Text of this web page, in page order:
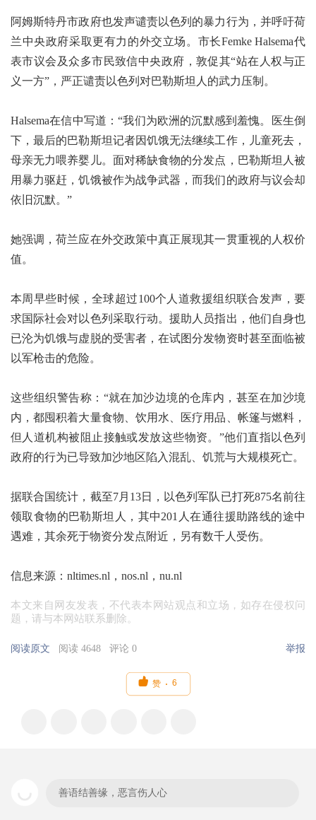
阿姆斯特丹市政府也发声谴责以色列的暴力行为，并呼吁荷
兰中央政府采取更有力的外交立场。市长Femke Halsema代
表市议会及众多市民致信中央政府，敦促其“站在人权与正
义一方”，严正谴责以色列对巴勒斯坦人的武力压制。
Halsema在信中写道：“我们为欧洲的沉默感到羞愧。医生倒
下，最后的巴勒斯坦记者因饥饿无法继续工作，儿童死去，
母亲无力喂养婴儿。面对稀缺食物的分发点，巴勒斯坦人被
用暴力驱赶，饥饿被作为战争武器，而我们的政府与议会却
依旧沉默。”
她强调，荷兰应在外交政策中真正展现其一贯重视的人权价
值。
本周早些时候，全球超过100个人道救援组织联合发声，要
求国际社会对以色列采取行动。援助人员指出，他们自身也
已沦为饥饿与虚脱的受害者，在试图分发物资时甚至面临被
以军枪击的危险。
这些组织警告称：“就在加沙边境的仓库内，甚至在加沙境
内，都囤积着大量食物、饮用水、医疗用品、帐篷与燃料，
但人道机构被阻止接触或发放这些物资。”他们直指以色列
政府的行为已导致加沙地区陷入混乱、饥荒与大规模死亡。
据联合国统计，截至7月13日，以色列军队已打死875名前往
领取食物的巴勒斯坦人，其中201人在通往援助路线的途中
遇难，其余死于物资分发点附近，另有数千人受伤。
信息来源：nltimes.nl，nos.nl，nu.nl
本文来自网友发表，不代表本网站观点和立场，如存在侵权问
题，请与本网站联系删除。
阅读原文 阅读 4648 评论 0 举报
 赞 6
善语结善缘，恶言伤人心